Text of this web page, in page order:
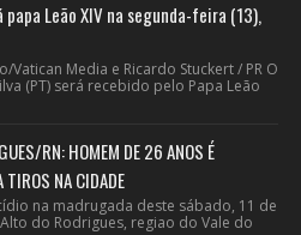
Leão XIV na segunda-feira (13),
Vatican Media e Ricardo Stuckert / PR O
(PT) será recebido pelo Papa Leão
RN: HOMEM DE 26 ANOS É
TIROS NA CIDADE
na madrugada deste sábado, 11 de
do Rodrigues, regiao do Vale do